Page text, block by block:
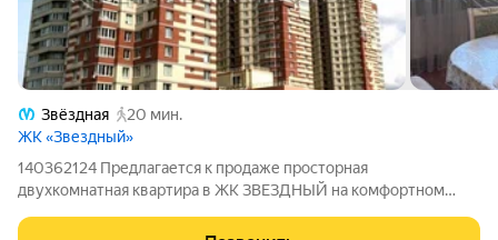
Звёздная
20 мин.
ЖК «Звездный»
140362124 Предлагается к продаже просторная
двухкомнатная квартира в ЖК ЗВЕЗДНЫЙ на комфортном
просторной кухни В комнатах окна-эркеры и элегантный